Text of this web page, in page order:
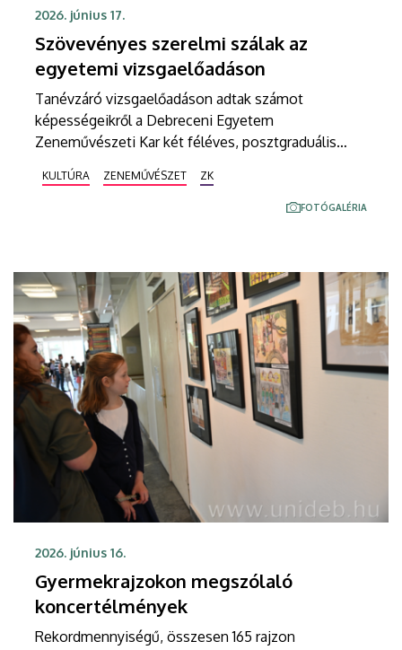
2026. június 17.
Szövevényes szerelmi szálak az
egyetemi vizsgaelőadáson
Tanévzáró vizsgaelőadáson adtak számot
képességeikről a Debreceni Egyetem
Zeneművészeti Kar két féléves, posztgraduális
képzésében részt vevő hallgatók. Ezúttal egy újabb
klasszikus mű modern feldolgozásában, a Szerelmi
KULTÚRA ZENEMŰVÉSZET ZK
FOTÓGALÉRIA
2026. június 16.
Gyermekrajzokon megszólaló
koncertélmények
Rekordmennyiségű, összesen 165 rajzon